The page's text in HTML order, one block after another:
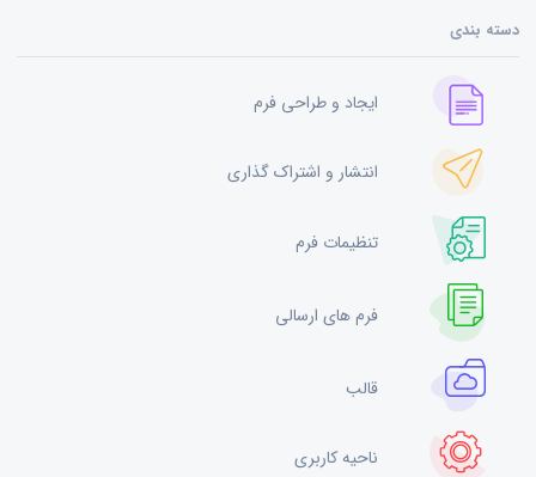
دسته بندی
ایجاد و طراحی فرم
انتشار و اشتراک گذاری
تنظیمات فرم
فرم های ارسالی
قالب
ناحیه کاربری